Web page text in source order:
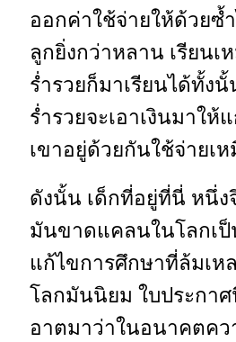
ออกค่าใช้จ่ายให้ด้วยซ้
ลูกยิ่งกว่าหลาน เรียน
ร่ำรวยก็มาเรียนได้ทั้ง
ร่ำรวยจะเอาเงินมาให้
เขาอยู่ด้วยกันใช้จ่ายเ
ดังนั้น เด็กที่อยู่ที่นี่ หนึ่
มันขาดแคลนในโลกเป็
แก้ไขการศึกษาที่ล้มเห
โลกมันนิยม ใบประกา
อาตมาว่าในอนาคตคว